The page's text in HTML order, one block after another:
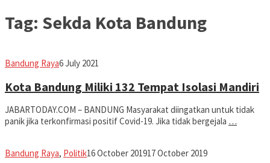
Tag: Sekda Kota Bandung
Bandung RayaEddy
6 July 2021
Kota Bandung Miliki 132 Tempat Isolasi Mandiri
JABARTODAY.COM – BANDUNG Masyarakat diingatkan untuk tidak
panik jika terkonfirmasi positif Covid-19. Jika tidak bergejala …
Bandung Raya, PolitikJabar
16 October 201917 October 2019